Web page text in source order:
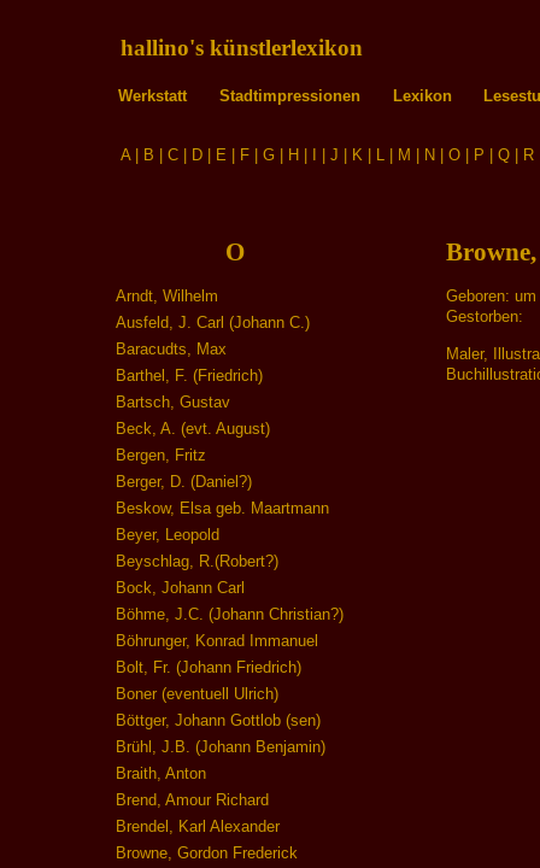
hallino's künstlerlexikon
Werkstatt Stadtimpressionen Lexikon
A| B C D E F G H J K L M N O P Q R
O
Arndt, Wilhelm
Ausfeld, J. Carl (Johann C.)
Baracudts, Max
Barthel, F. (Friedrich)
Bartsch, Gustav
Beck, A. (evt. August)
Bergen, Fritz
Berger, D. (Daniel?)
Beskow, Elsa geb. Maartmann
Beyer, Leopold
Beyschlag, R.(Robert?)
Bock, Johann Carl
Böhme, J.C. (Johann Christian?)
Böhrunger, Konrad Immanuel
Bolt, Fr. (Johann Friedrich)
Boner (eventuell Ulrich)
Böttger, Johann Gottlob (sen)
Brühl, J.B. (Johann Benjamin)
Braith, Anton
Brend, Amour Richard
Brendel, Karl Alexander
Browne, Gordon Frederick
Geboren: um
Gestorben:
Maler,